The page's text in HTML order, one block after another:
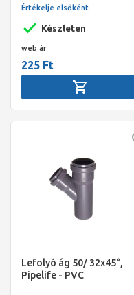
Készleten
Értékelje elsőként
web ár
225 Ft
Lefolyó ág 50/ 32x45°,
Pipelife - PVC